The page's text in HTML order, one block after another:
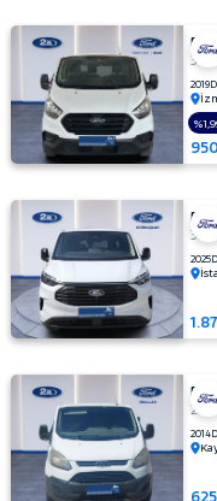
BENZ
MITSUBISHI
MOTORSIKLET
NISSAN
OPEL
PEUGEOT
RENAULT
SEAT
SKODA
SSANGYONG
SUBARU
TESLA
TOGG
340
2019
320
2025
2.2
2014